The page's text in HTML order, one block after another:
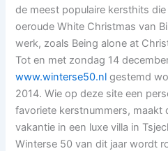
de meest populaire kersthits
oeroude White Christmas van
werk, zoals Being alone at
Tot en met zondag 14
www.winterse50.nl gestemd
2014. Wie op deze site een
favoriete kerstnummers, maakt
vakantie in een luxe villa in
Winterse 50 van dit jaar wordt